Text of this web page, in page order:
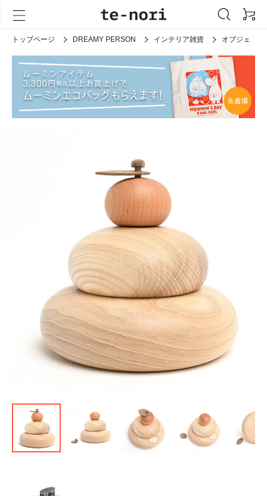
トップページ DREAMY PERSON インテリア雑貨 オブジェ